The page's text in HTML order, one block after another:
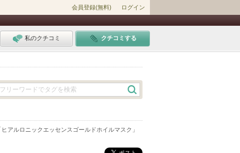
会員登録(無料) ログイン
私のクチコミ クチコミする
ヒアルロニックエッセンスゴールドホイルマスク 」